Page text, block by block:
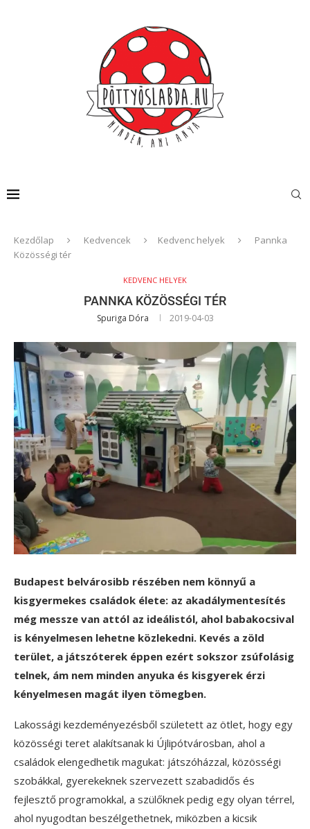
Kezdőlap Kedvencek Kedvenc helyek
Pannka
Közösségi tér
KEDVENC HELYEK
PANNKA KÖZÖSSÉGI TÉR
Spuriga Dóra 2019-04-03
Budapest belvárosibb részében nem könnyű a
kisgyermekes családok élete: az akadálymentesítés
még messze van attól az ideálistól, ahol babakocsival
is kényelmesen lehetne közlekedni. Kevés a zöld
terület, a játszóterek éppen ezért sokszor zsúfolásig
telnek, ám nem minden anyuka és kisgyerek érzi
kényelmesen magát ilyen tömegben.
Lakossági kezdeményezésből született az ötlet, hogy egy
közösségi teret alakítsanak ki Újlipótvárosban, ahol a
családok elengedhetik magukat: játszóházzal, közösségi
szobákkal, gyerekeknek szervezett szabadidős és
fejlesztő programokkal, a szülőknek pedig egy olyan térrel,
ahol nyugodtan beszélgethetnek, miközben a kicsik